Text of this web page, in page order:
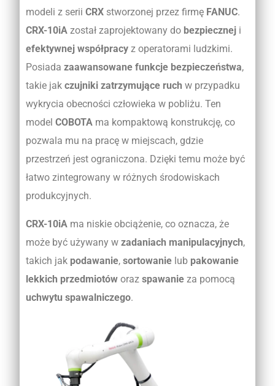
modeli z serii CRX stworzonej przez firmę FANUC.
CRX-10iA został zaprojektowany do bezpiecznej i
efektywnej współpracy z operatorami ludzkimi.
Posiada zaawansowane funkcje bezpieczeństwa,
takie jak czujniki zatrzymujące ruch w przypadku
wykrycia obecności człowieka w pobliżu. Ten
model COBOTA ma kompaktową konstrukcję, co
pozwala mu na pracę w miejscach, gdzie
przestrzeń jest ograniczona. Dzięki temu może być
łatwo zintegrowany w różnych środowiskach
produkcyjnych.
CRX-10iA ma niskie obciążenie, co oznacza, że
może być używany w zadaniach manipulacyjnych,
takich jak podawanie, sortowanie lub pakowanie
lekkich przedmiotów oraz spawanie za pomocą
uchwytu spawalniczego.